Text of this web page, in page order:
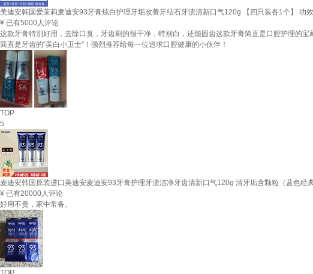
美迪安韩国爱茉莉麦迪安93牙膏炫白护理牙垢改善牙结石牙渍清新口气120g 【四只装各1个】 功效
¥ 已有5000人评论
这款牙膏特别好用，去除口臭，牙齿刷的很干净，特别白，还能固齿这款牙膏简直是口腔护理的
简直是牙齿的“美白小卫士”！强烈推荐给每一位追求口腔健康的小伙伴！
TOP
5
麦迪安韩国原装进口美迪安麦迪安93牙膏护理牙渍洁净牙齿清新口气120g 清牙垢含颗粒（蓝色经
¥ 已有20000人评论
好用不贵，家中常备。